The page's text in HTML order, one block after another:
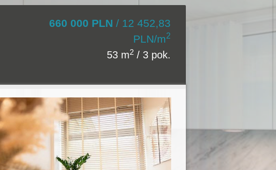
660 000 PLN / 12 452,83
PLN/m2
53 m2 / 3 pok.